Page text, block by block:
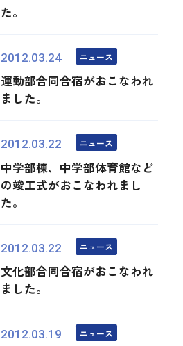
た。
2012.03.24 ニュース
運動部合同合宿がおこなわれ
ました。
2012.03.22 ニュース
中学部棟、中学部体育館など
の竣工式がおこなわれまし
た。
2012.03.22 ニュース
文化部合同合宿がおこなわれ
ました。
2012.03.19 ニュース